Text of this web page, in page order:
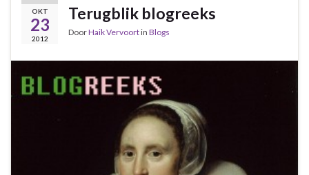
OKT
23
2012
Terugblik blogreeks
DoorHaik Vervoortin Blogs